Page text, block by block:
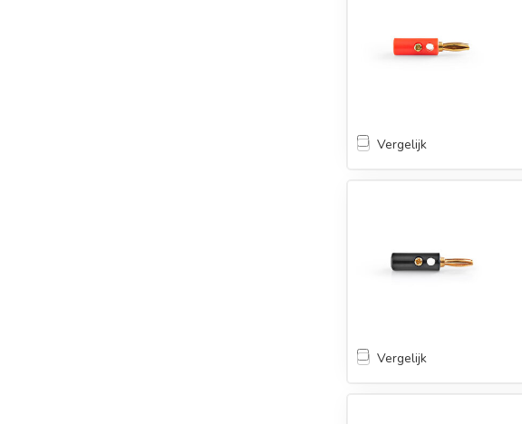
Vergelijk
Vergelijk